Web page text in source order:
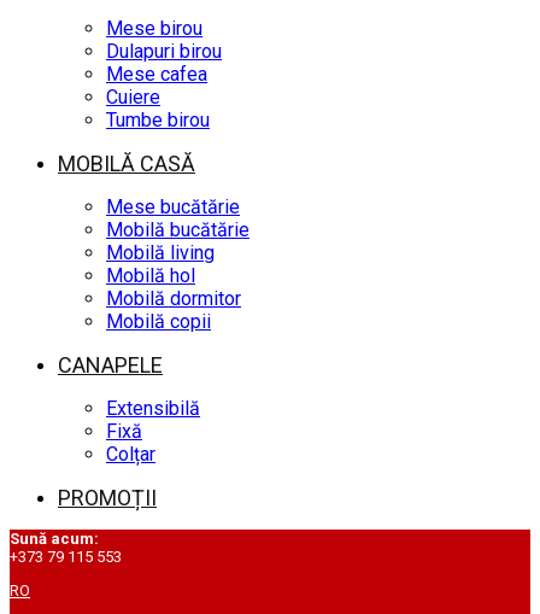
Mese birou
Dulapuri birou
Mese cafea
Cuiere
Tumbe birou
MOBILĂ CASĂ
Mese bucătărie
Mobilă bucătărie
Mobilă living
Mobilă hol
Mobilă dormitor
Mobilă copii
CANAPELE
Extensibilă
Fixă
Colțar
PROMOȚII
Sună acum:
+373 79 115 553
RO